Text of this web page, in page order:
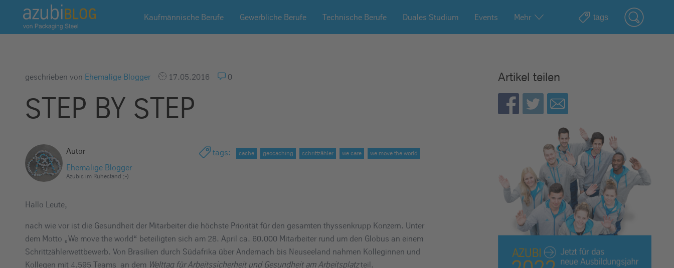
A
z
u
b
g
s
s
Kaufmännische Berufe Gewerbliche Berufe Technische Berufe Duales Studium Events Mehr
geschrieben von Ehemalige Blogger 17.05.2016 0
STEP BY STEP
Autor
Ehemalige Blogger
Azubis im Ruhestand ;-)
tags: cache geocaching schrittzähler we care we move the world
Hallo Leute,
nach wie vor ist die Gesundheit der Mitarbeiter die höchste Priorität für den gesamten thyssenkrupp Konzern. Unter
dem Motto „We move the world“ beteiligten sich am 28. April ca. 60.000 Mitarbeiter rund um den Globus an einem
Schrittzählerwettbewerb. Von Brasilien durch Südafrika über Andernach bis Neuseeland nahmen Kolleginnen und
Kollegen mit 4.595 Teams an dem Welttag für Arbeitssicherheit und Gesundheit am Arbeitsplatzteil.
Artikel teilen